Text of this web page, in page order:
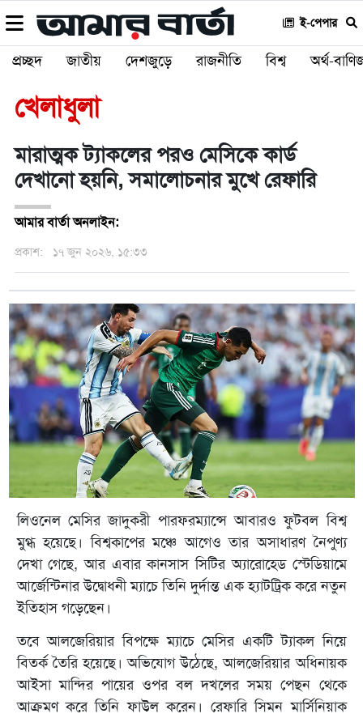
ই-পেপার
প্রচ্ছদ জাতীয় দেশজুড়ে রাজনীতি বিশ্ব অর্থ-
খেলাধুলা
মারাত্মক ট্যাকলের পরও মেসিকে কার্ড
দেখানো হয়নি, সমালোচনার মুখে রেফারি
আমার বার্তা অনলাইন:
প্রকাশ: ১৭ জুন ২০২৬, ১৫:৩৩
লিওনেল মেসির জাদুকরী পারফরম্যান্সে আবারও ফুটবল বিশ্ব
মুগ্ধ হয়েছে। বিশ্বকাপের মঞ্চে আগেও তার অসাধারণ নৈপুণ্য
দেখা গেছে, আর এবার কানসাস সিটির অ্যারোহেড স্টেডিয়ামে
আর্জেন্টিনার উদ্বোধনী ম্যাচে তিনি দুর্দান্ত এক হ্যাটট্রিক করে নতুন
ইতিহাস গড়েছেন।
তবে আলজেরিয়ার বিপক্ষে ম্যাচে মেসির একটি ট্যাকল নিয়ে
বিতর্ক তৈরি হয়েছে। অভিযোগ উঠেছে, আলজেরিয়ার অধিনায়ক
আইসা মান্দির পায়ের ওপর বল দখলের সময় পেছন থেকে
আক্রমণ করে তিনি ফাউল করেন। রেফারি সিমন মার্সিনিয়াক